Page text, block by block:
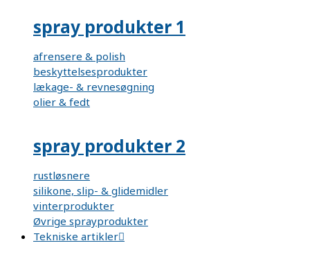
spray produkter 1
afrensere & polish
beskyttelsesprodukter
lækage- & revnesøgning
olier & fedt
spray produkter 2
rustløsnere
silikone, slip- & glidemidler
vinterprodukter
Øvrige sprayprodukter
Tekniske artikler